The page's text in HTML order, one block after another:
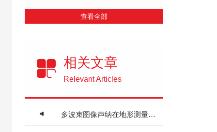
查看全部
相关文章
Relevant Articles
多波束图像声纳在地形测量方面的优点介绍